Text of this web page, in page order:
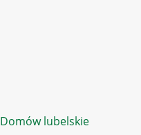
lubelskie